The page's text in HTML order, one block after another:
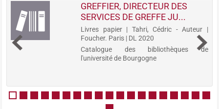
ADMINISTRATIVE
2021
Livres
papier
|
LexisNexis.
GREFFIER, DIRECTEUR DES
SERVICES DE GREFFE JU...
Livres papier | Tahri, Cédric - Auteur |
Foucher. Paris | DL 2020
Catalogue des bibliothèques de
l'université de Bourgogne